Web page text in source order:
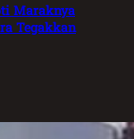
Maraknya
Tegakkan